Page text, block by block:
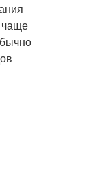
чаще